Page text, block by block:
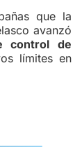
que la
avanzó
control de
límites en